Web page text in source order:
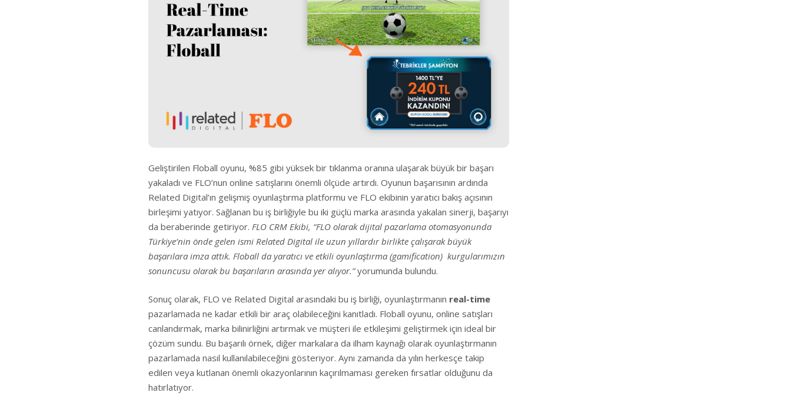
Geliştirilen Floball oyunu, %85 gibi yüksek bir tıklanma oranına ulaşarak büyük bir başarı
yakaladı ve FLO’nun online satışlarını önemli ölçüde artırdı. Oyunun başarısının ardında
Related Digital’ın gelişmiş oyunlaştırma platformu ve FLO ekibinin yaratıcı bakış açısının
birleşimi yatıyor. Sağlanan bu iş birliğiyle bu iki güçlü marka arasında yakalan sinerji, başarıyı
da beraberinde getiriyor. FLO CRM Ekibi, “FLO olarak dijital pazarlama otomasyonunda
Türkiye’nin önde gelen ismi Related Digital ile uzun yıllardır birlikte çalışarak büyük
başarılara imza attık. Floball da yaratıcı ve etkili oyunlaştırma (gamification) kurgularımızın
sonuncusu olarak bu başarıların arasında yer alıyor.”yorumunda bulundu.
Sonuç olarak, FLO ve Related Digital arasındaki bu iş birliği, oyunlaştırmanın real-time
pazarlamada ne kadar etkili bir araç olabileceğini kanıtladı. Floball oyunu, online satışları
canlandırmak, marka bilinirliğini artırmak ve müşteri ile etkileşimi geliştirmek için ideal bir
çözüm sundu. Bu başarılı örnek, diğer markalara da ilham kaynağı olarak oyunlaştırmanın
pazarlamada nasıl kullanılabileceğini gösteriyor. Aynı zamanda da yılın herkesçe takip
edilen veya kutlanan önemli okazyonlarının kaçırılmaması gereken fırsatlar olduğunu da
hatırlatıyor.